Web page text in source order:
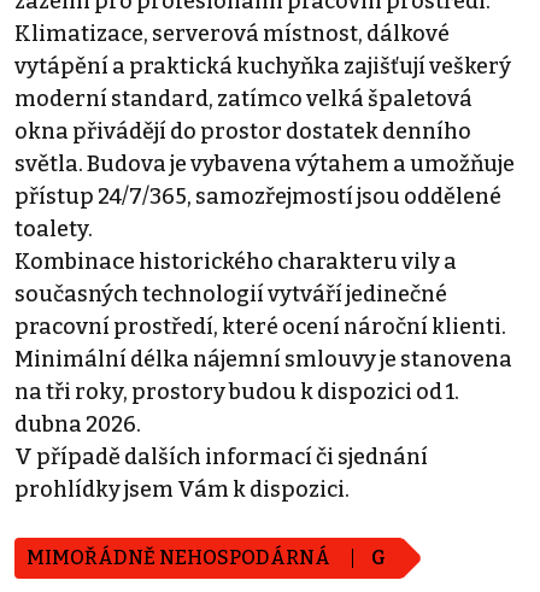
Klimatizace, serverová místnost, dálkové
vytápění a praktická kuchyňka zajišťují veškerý
moderní standard, zatímco velká špaletová
okna přivádějí do prostor dostatek denního
světla. Budova je vybavena výtahem a umožňuje
přístup 24/7/365, samozřejmostí jsou oddělené
toalety.
Kombinace historického charakteru vily a
současných technologií vytváří jedinečné
pracovní prostředí, které ocení nároční klienti.
Minimální délka nájemní smlouvy je stanovena
na tři roky, prostory budou k dispozici od 1.
dubna 2026.
V případě dalších informací či sjednání
prohlídky jsem Vám k dispozici.
MIMOŘÁDNĚ NEHOSPODÁRNÁ G